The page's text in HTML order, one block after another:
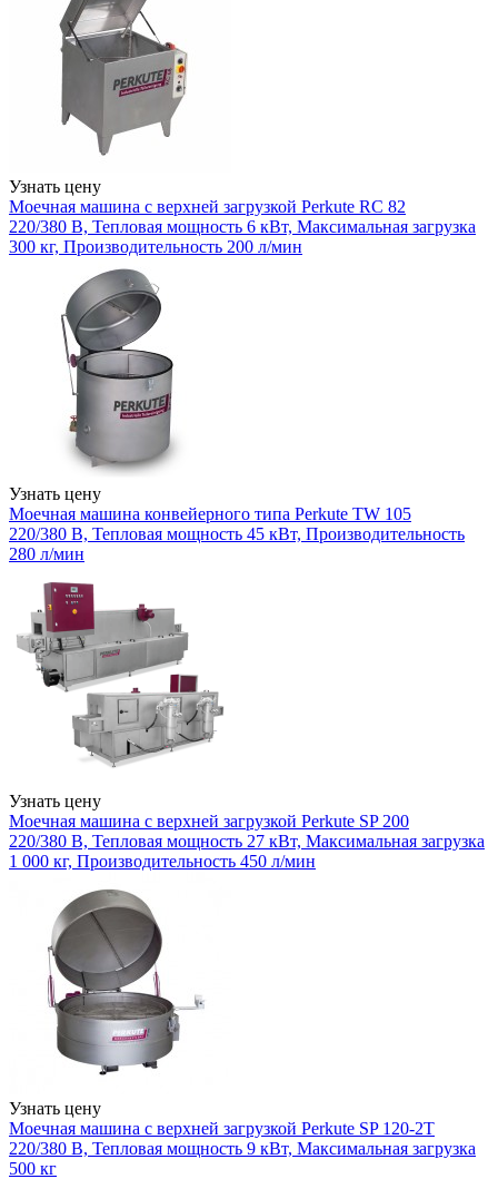
Узнать цену
Моечная машина с верхней загрузкой Perkute RC 82
220/380 В, Тепловая мощность 6 кВт, Максимальная загрузка
300 кг, Производительность 200 л/мин
Узнать цену
Моечная машина конвейерного типа Perkute TW 105
220/380 В, Тепловая мощность 45 кВт, Производительность
280 л/мин
Узнать цену
Моечная машина с верхней загрузкой Perkute SP 200
220/380 В, Тепловая мощность 27 кВт, Максимальная загрузка
1 000 кг, Производительность 450 л/мин
Узнать цену
Моечная машина с верхней загрузкой Perkute SP 120-2T
220/380 В, Тепловая мощность 9 кВт, Максимальная загрузка
500 кг